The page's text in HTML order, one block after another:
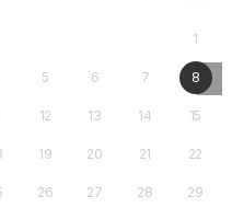
1
5 6 7 8
12 13 14 15
19 20 21 22
26 27 28 29